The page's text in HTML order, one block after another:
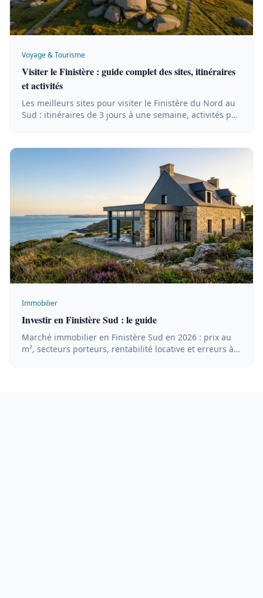
Voyage & Tourisme
Visiter le Finistère : guide complet des sites, itinéraires
et activités
Les meilleurs sites pour visiter le Finistère du Nord au
Sud : itinéraires de 3 jours à une semaine, activités par
Immobilier
Investir en Finistère Sud : le guide
Marché immobilier en Finistère Sud en 2026 : prix au
m², secteurs porteurs, rentabilité locative et erreurs à